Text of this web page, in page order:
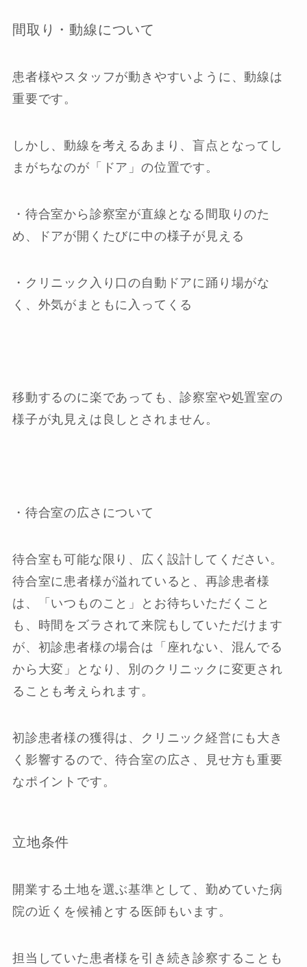
間取り・動線について
患者様やスタッフが動きやすいように、動線は
重要です。
しかし、動線を考えるあまり、盲点となってし
まがちなのが「ドア」の位置です。
・待合室から診察室が直線となる間取りのた
め、ドアが開くたびに中の様子が見える
・クリニック入り口の自動ドアに踊り場がな
く、外気がまともに入ってくる
移動するのに楽であっても、診察室や処置室の
様子が丸見えは良しとされません。
・待合室の広さについて
待合室も可能な限り、広く設計してください。
待合室に患者様が溢れていると、再診患者様
は、「いつものこと」とお待ちいただくこと
も、時間をズラされて来院もしていただけます
が、初診患者様の場合は「座れない、混んでる
から大変」となり、別のクリニックに変更され
ることも考えられます。
初診患者様の獲得は、クリニック経営にも大き
く影響するので、待合室の広さ、見せ方も重要
なポイントです。
立地条件
開業する土地を選ぶ基準として、勤めていた病
院の近くを候補とする医師もいます。
担当していた患者様を引き続き診察することも